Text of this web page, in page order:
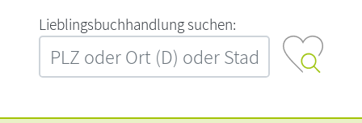
L‍i‍e‍b‍l‍i‍n‍g‍s‍b‍u‍c‍h‍h‍a‍n‍d‍l‍u‍n‍g‍ ‍s‍u‍c‍h‍e‍n‍:‍